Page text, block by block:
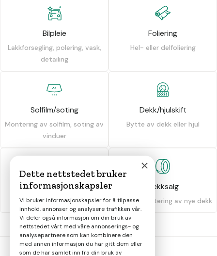
Bilpleie
Lakkforsegling, polering, vask,
detailing
Foliering
Hel- eller delfoliering
Solfilm/soting
Montering av solfilm, soting av
vinduer
Dekk/hjulskift
Bytte av dekk eller hjul
Dekkhotell
Oppbevaring av dekk
Dekksalg
Salg og montering av nye dekk
×
Dette nettstedet bruker
informasjonskapsler
Vi bruker informasjonskapsler for å tilpasse
innhold, annonser og analysere trafikken vår.
Vi deler også informasjon om din bruk av
nettstedet vårt med våre annonserings- og
analysepartnere som kan kombinere den
med annen informasjon du har gitt dem eller
som de har samlet inn fra din bruk av